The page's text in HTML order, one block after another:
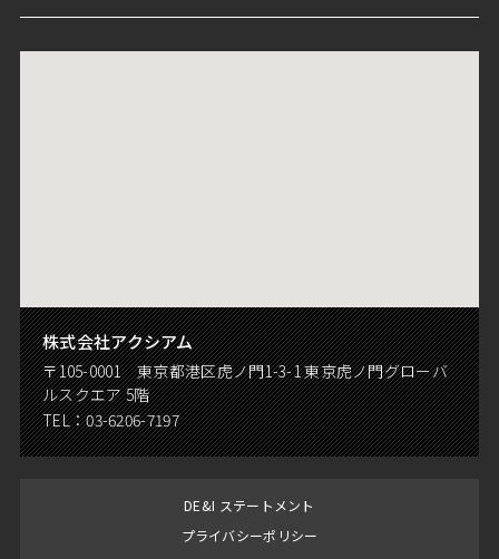
株式会社アクシアム
〒105-0001 東京都港区虎ノ門1-3-1 東京虎ノ門グローバ
ルスクエア 5階
TEL：03-6206-7197
DE&I ステートメント
プライバシーポリシー